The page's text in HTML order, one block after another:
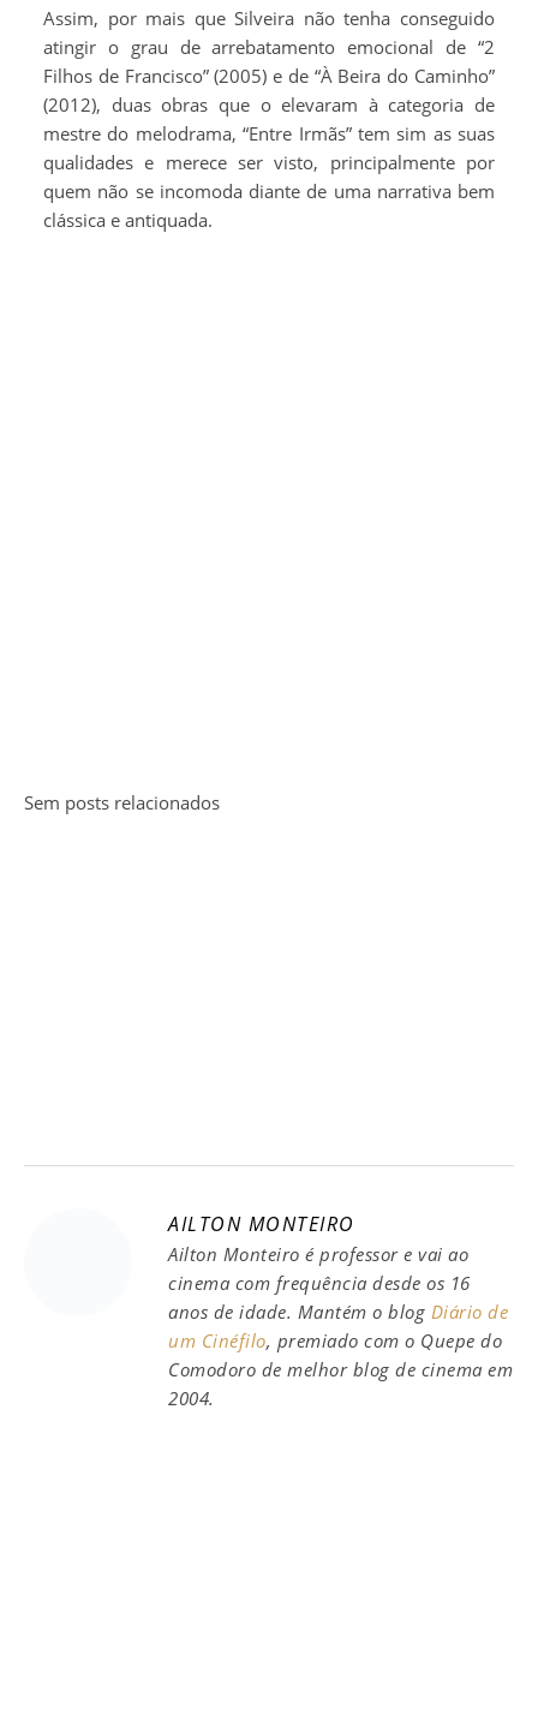
Assim, por mais que Silveira não tenha conseguido
atingir o grau de arrebatamento emocional de “2
Filhos de Francisco” (2005) e de “À Beira do Caminho”
(2012), duas obras que o elevaram à categoria de
mestre do melodrama, “Entre Irmãs” tem sim as suas
qualidades e merece ser visto, principalmente por
quem não se incomoda diante de uma narrativa bem
clássica e antiquada.
Sem posts relacionados
AILTON MONTEIRO
Ailton Monteiro é professor e vai ao
cinema com frequência desde os 16
anos de idade. Mantém o blog Diário de
um Cinéfilo, premiado com o Quepe do
Comodoro de melhor blog de cinema em
2004.